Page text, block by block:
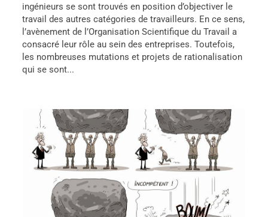
ingénieurs se sont trouvés en position d’objectiver le
travail des autres catégories de travailleurs. En ce sens,
l’avènement de l’Organisation Scientifique du Travail a
consacré leur rôle au sein des entreprises. Toutefois,
les nombreuses mutations et projets de rationalisation
qui se sont...